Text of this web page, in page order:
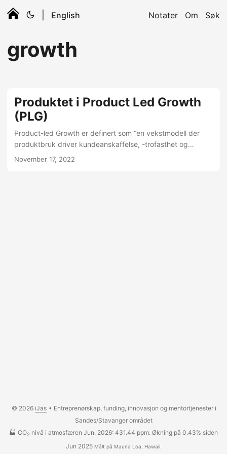
English Notater Om Søk
growth
Produktet i Product Led Growth
(PLG)
Product-led Growth er definert som “en vekstmodell der
produktbruk driver kundeanskaffelse, -trofasthet og
ekspansjon”. How PLG can grow your product, and not only
November 17, 2022
© 2026 iJas • Entreprenørskap, funding, innovasjon og mentortjenester i
Sandes/Stavanger området
🏭 CO2 nivå i atmosfæren Jun. 2026: 431.44 ppm. Økning på 0.43% siden
Jun 2025 Målt på Mauna Loa, Hawaii.